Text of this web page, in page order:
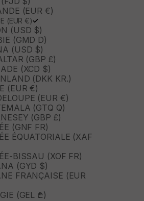
(EUR €)
(EUR €)
(USD $)
(GMD D)
(USD $)
(GBP £)
(XCD $)
(DKK KR.)
(EUR €)
(EUR €)
(GTQ Q)
(GBP £)
(GNF FR)
ÉQUATORIALE (XAF
BISSAU (XOF FR)
(GYD $)
FRANÇAISE (EUR
(GEL ₾)